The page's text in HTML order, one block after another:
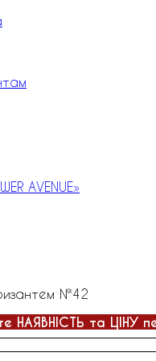
№42
НАЯВНІСТЬ та ЦІНУ